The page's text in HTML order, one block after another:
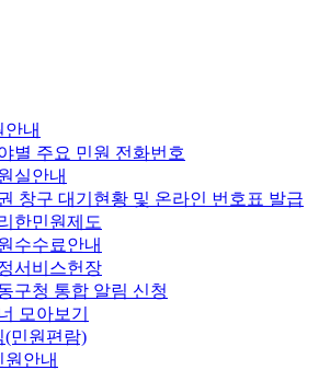
안내
별 주요 민원 전화번호
실안내
창구 대기현황 및 온라인 번호표 발급
한민원제도
수수료안내
서비스헌장
구청 통합 알림 신청
모아보기
(민원편람)
원안내